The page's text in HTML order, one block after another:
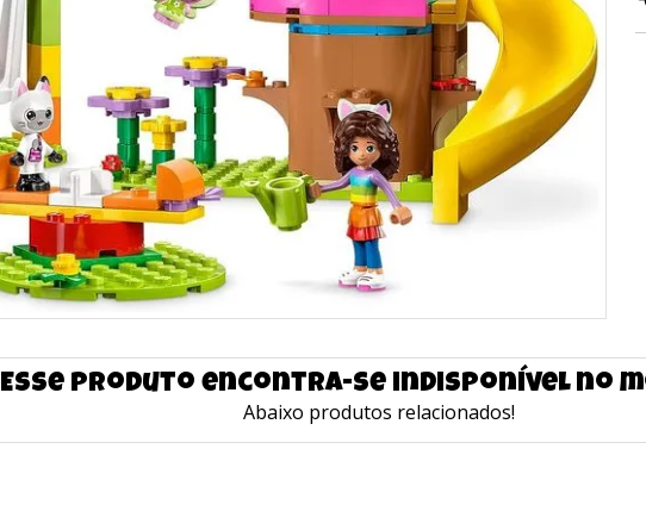
Esse produto encontra-se indisponível no
Abaixo produtos relacionados!